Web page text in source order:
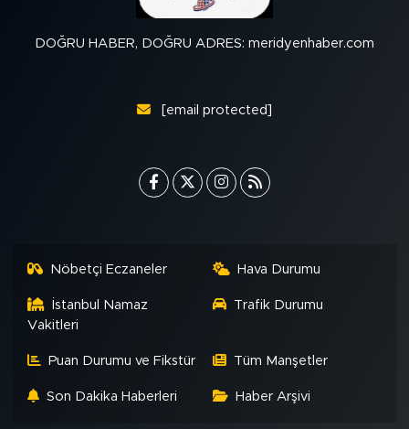
DOĞRU HABER, DOĞRU ADRES: meridyenhaber.com
[email protected]
Nöbetçi Eczaneler Hava Durumu
İstanbul Namaz
Vakitleri
Trafik Durumu
Puan Durumu ve Fikstür Tüm Manşetler
Son Dakika Haberleri Haber Arşivi